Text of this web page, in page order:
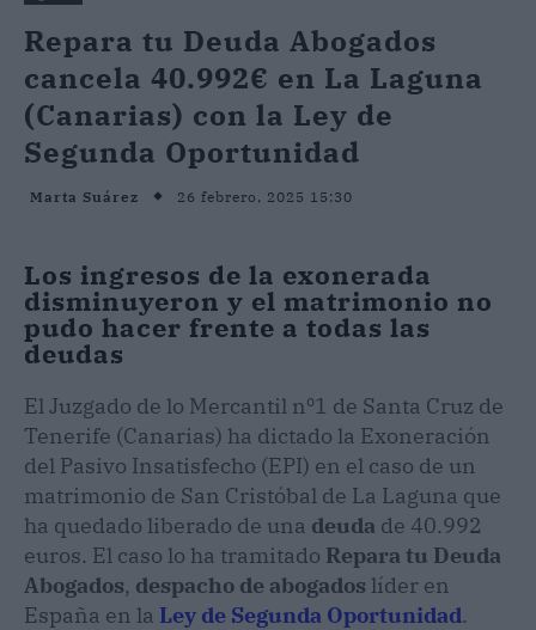
Repara tu Deuda Abogados
cancela 40.992€ en La Laguna
(Canarias) con la Ley de
Segunda Oportunidad
Marta Suárez 26 febrero, 2025 15:30
Los ingresos de la exonerada
disminuyeron y el matrimonio no
pudo hacer frente a todas las
deudas
El Juzgado de lo Mercantil nº1 de Santa Cruz de
Tenerife (Canarias) ha dictado la Exoneración
del Pasivo Insatisfecho (EPI) en el caso de un
matrimonio de San Cristóbal de La Laguna que
ha quedado liberado de una deuda de 40.992
euros. El caso lo ha tramitado Repara tu Deuda
Abogados, despacho de abogados líder en
España en la Ley de Segunda Oportunidad.